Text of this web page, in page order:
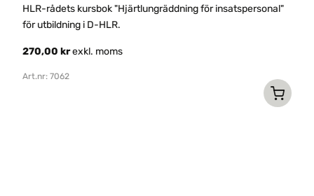
HLR-rådets kursbok "Hjärtlungräddning för insatspersonal"
för utbildning i D-HLR.
270,00krexkl. moms
Art.nr: 7062